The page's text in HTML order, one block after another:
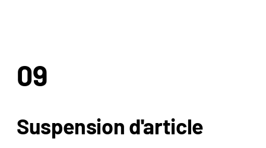
09
Suspension d'article